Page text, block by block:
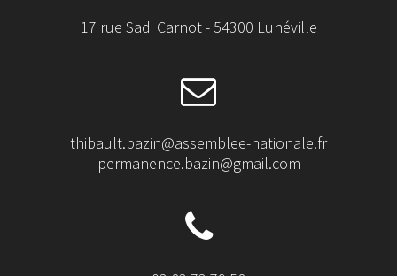
17 rue Sadi Carnot - 54300 Lunéville
thibault.bazin@assemblee-nationale.fr
permanence.bazin@gmail.com